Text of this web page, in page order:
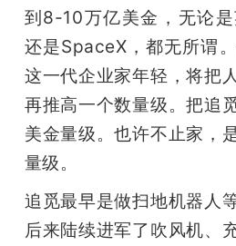
到8-10万亿美金，无论
还是SpaceX，都无所谓
这一代企业家年轻，将把
再推高一个数量级。把追
美金量级。也许不止家，
量级。
追觅最早是做扫地机器人
后来陆续进军了吹风机、